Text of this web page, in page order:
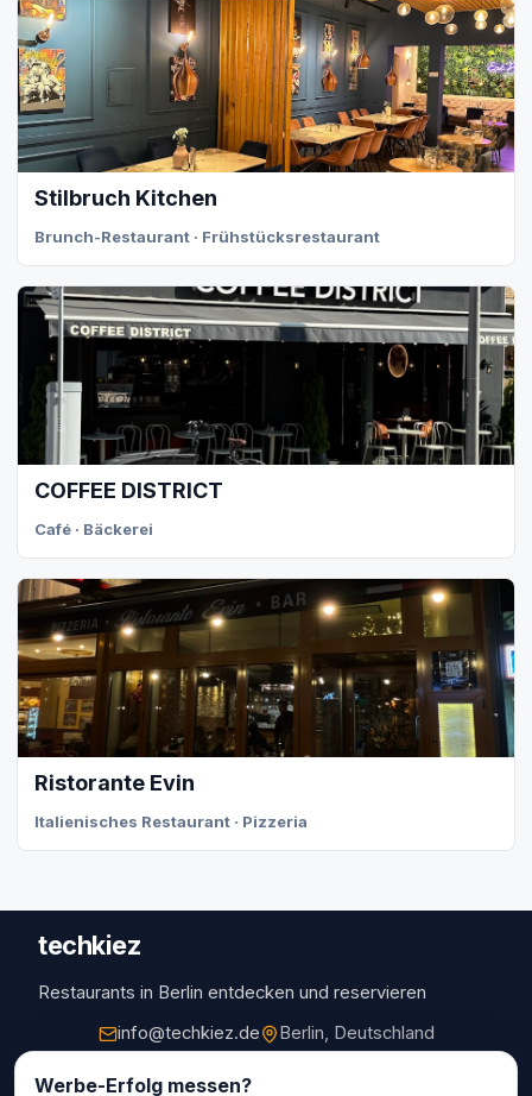
Stilbruch Kitchen
Brunch-Restaurant · Frühstücksrestaurant
COFFEE DISTRICT
Café · Bäckerei
Ristorante Evin
Italienisches Restaurant · Pizzeria
techkiez
Restaurants in Berlin entdecken und reservieren
info@techkiez.de
Berlin, Deutschland
Restaurants
Werbe-Erfolg messen?